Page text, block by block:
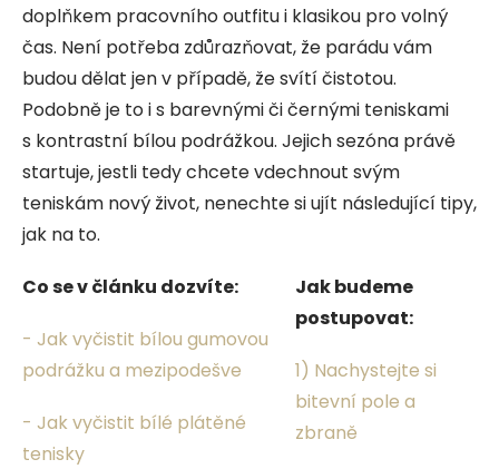
doplňkem pracovního outfitu i klasikou pro volný
čas. Není potřeba zdůrazňovat, že parádu vám
budou dělat jen v případě, že svítí čistotou.
Podobně je to i s barevnými či černými teniskami
s kontrastní bílou podrážkou. Jejich sezóna právě
startuje, jestli tedy chcete vdechnout svým
teniskám nový život, nenechte si ujít následující tipy,
jak na to.
Co se v článku dozvíte:
- Jak vyčistit bílou gumovou
podrážku a mezipodešve
- Jak vyčistit bílé plátěné
tenisky
Jak budeme
postupovat:
1) Nachystejte si
bitevní pole a
zbraně